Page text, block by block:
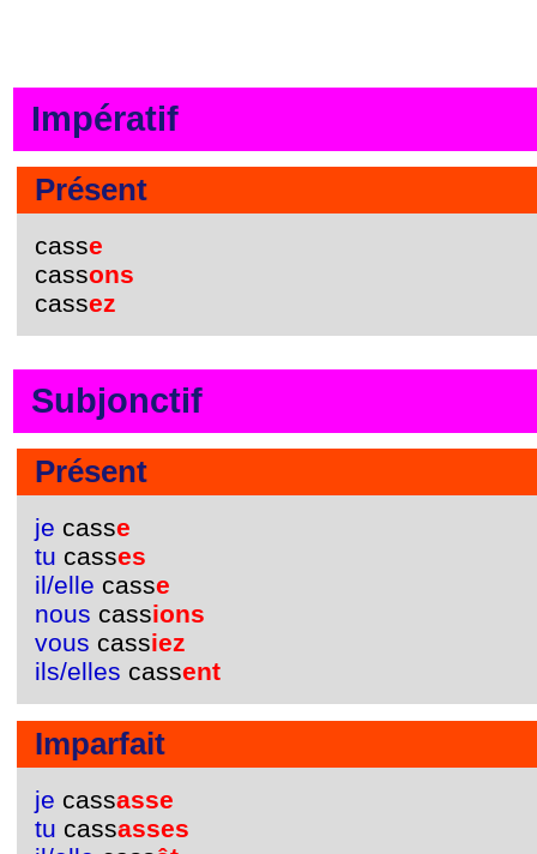
Impératif
Présent
casse
cassons
cassez
Subjonctif
Présent
je casse
tu casses
il/elle casse
nous cassions
vous cassiez
ils/elles cassent
Imparfait
je cassasse
tu cassasses